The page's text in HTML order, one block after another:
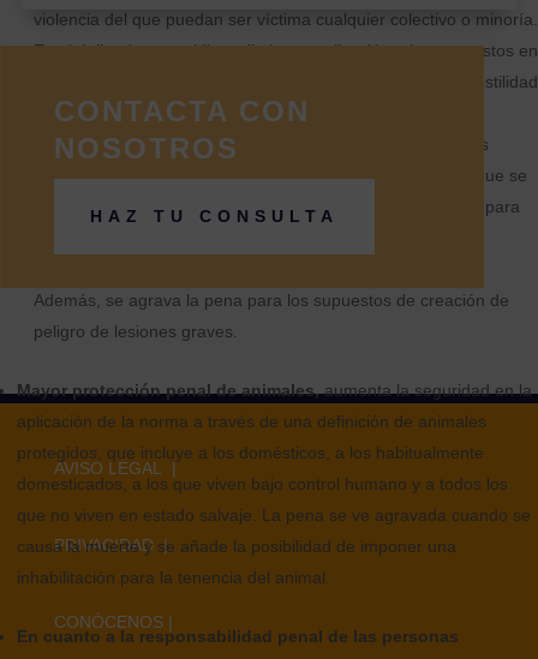
violencia del que puedan ser víctima cualquier colectivo o minoría.
En el delito de genocidio se limita su aplicación a los supuestos en
los que esta conducta constituya una incitación al odio u hostilidad
contra las minorías.
La redacción actual del delito de trata de seres humanos es
anterior a la Directiva europea sobre estos hechos, por lo que se
ha modificado para incluir la entrega o recepción de pagos para
Además, se agrava la pena para los supuestos de creación de
peligro de lesiones graves.
Mayor protección penal de animales,aumenta la seguridad en la
aplicación de la norma a través de una definición de animales
protegidos, que incluye a los domésticos, a los habitualmente
domesticados, a los que viven bajo control humano y a todos los
que no viven en estado salvaje. La pena se ve agravada cuando se
causa la muerte y se añade la posibilidad de imponer una
inhabilitación para la tenencia del animal.
En cuanto a la responsabilidad penal de las personas
CONTACTA CON
NOSOTROS
HAZ TU CONSULTA
AVISO LEGAL |
PRIVACIDAD |
CONÓCENOS |